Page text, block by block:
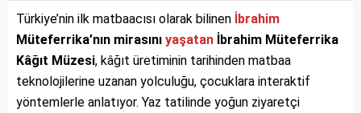
Türkiye’nin ilk matbaacısı olarak bilinen İbrahim
Müteferrika’nın mirasını yaşatan İbrahim Müteferrika
Kâğıt Müzesi, kâğıt üretiminin tarihinden matbaa
teknolojilerine uzanan yolculuğu, çocuklara interaktif
yöntemlerle anlatıyor. Yaz tatilinde yoğun ziyaretçi